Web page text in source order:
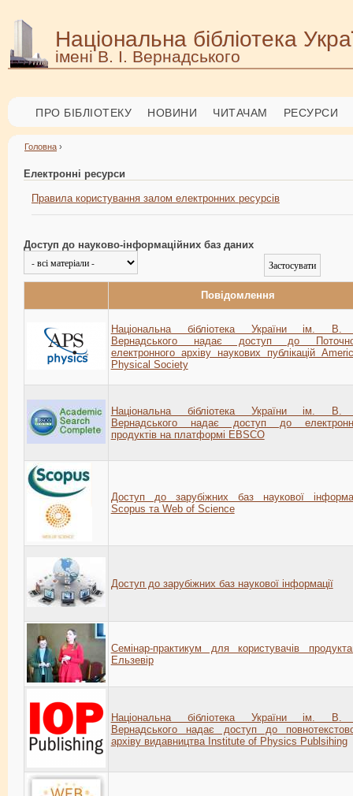
Національна бібліотека
імені В. І. Вернадського
ПРО БІБЛІОТЕКУ НОВИНИ ЧИТАЧАМ РЕСУРСИ
Головна ›
Електронні ресурси
Правила користування залом електронних ресурсів
Доступ до науково-інформаційних баз даних
Повідомлення
Національна бібліотека України ім. В.
Вернадського надає доступ до
електронного архіву наукових публікацій
Physical Society
Національна бібліотека України ім. В.
Вернадського надає доступ до
продуктів на платформі EBSCO
Доступ до зарубіжних баз наукової
Scopus та Web of Science
Доступ до зарубіжних баз наукової інформації
Семінар-практикум для користувачів
Ельзевір
Національна бібліотека України ім. В.
Вернадського надає доступ до
архіву видавництва Institute of Physics Publsihing